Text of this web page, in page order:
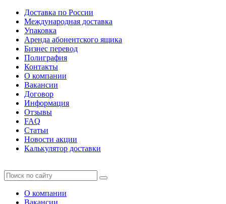
Доставка по России
Международная доставка
Упаковка
Аренда абонентского ящика
Бизнес перевод
Полиграфия
Контакты
О компании
Вакансии
Договор
Информация
Отзывы
FAQ
Статьи
Новости акции
Калькулятор доставки
О компании
Вакансии